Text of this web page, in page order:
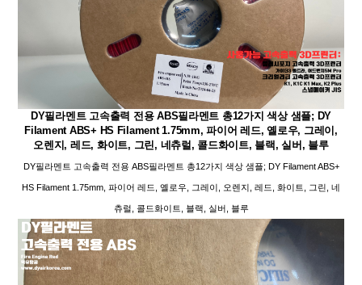
DY필라멘트 고속출력 전용 ABS필라멘트 총12가지 색상 샘플; DY
Filament ABS+ HS Filament 1.75mm, 파이어 레드, 옐로우, 그레이,
오렌지, 레드, 화이트, 그린, 네츄럴, 콜드화이트, 블랙, 실버, 블루
DY필라멘트 고속출력 전용 ABS필라멘트 총12가지 색상 샘플; DY Filament ABS+
HS Filament 1.75mm, 파이어 레드, 옐로우, 그레이, 오렌지, 레드, 화이트, 그린, 네
츄럴, 콜드화이트, 블랙, 실버, 블루